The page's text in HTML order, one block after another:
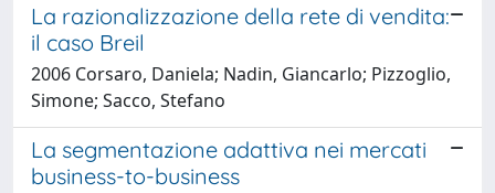
La razionalizzazione della rete di vendita:
il caso Breil
2006 Corsaro, Daniela; Nadin, Giancarlo; Pizzoglio,
Simone; Sacco, Stefano
La segmentazione adattiva nei mercati
business-to-business